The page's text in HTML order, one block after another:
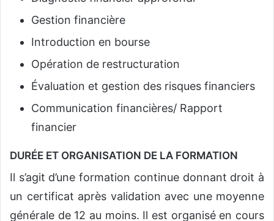
Gestion financière
Introduction en bourse
Opération de restructuration
Évaluation et gestion des risques financiers
Communication financières/ Rapport
financier
DURÉE ET ORGANISATION DE LA FORMATION
Il s’agit d’une formation continue donnant droit à
un certificat après validation avec une moyenne
générale de 12 au moins. Il est organisé en cours